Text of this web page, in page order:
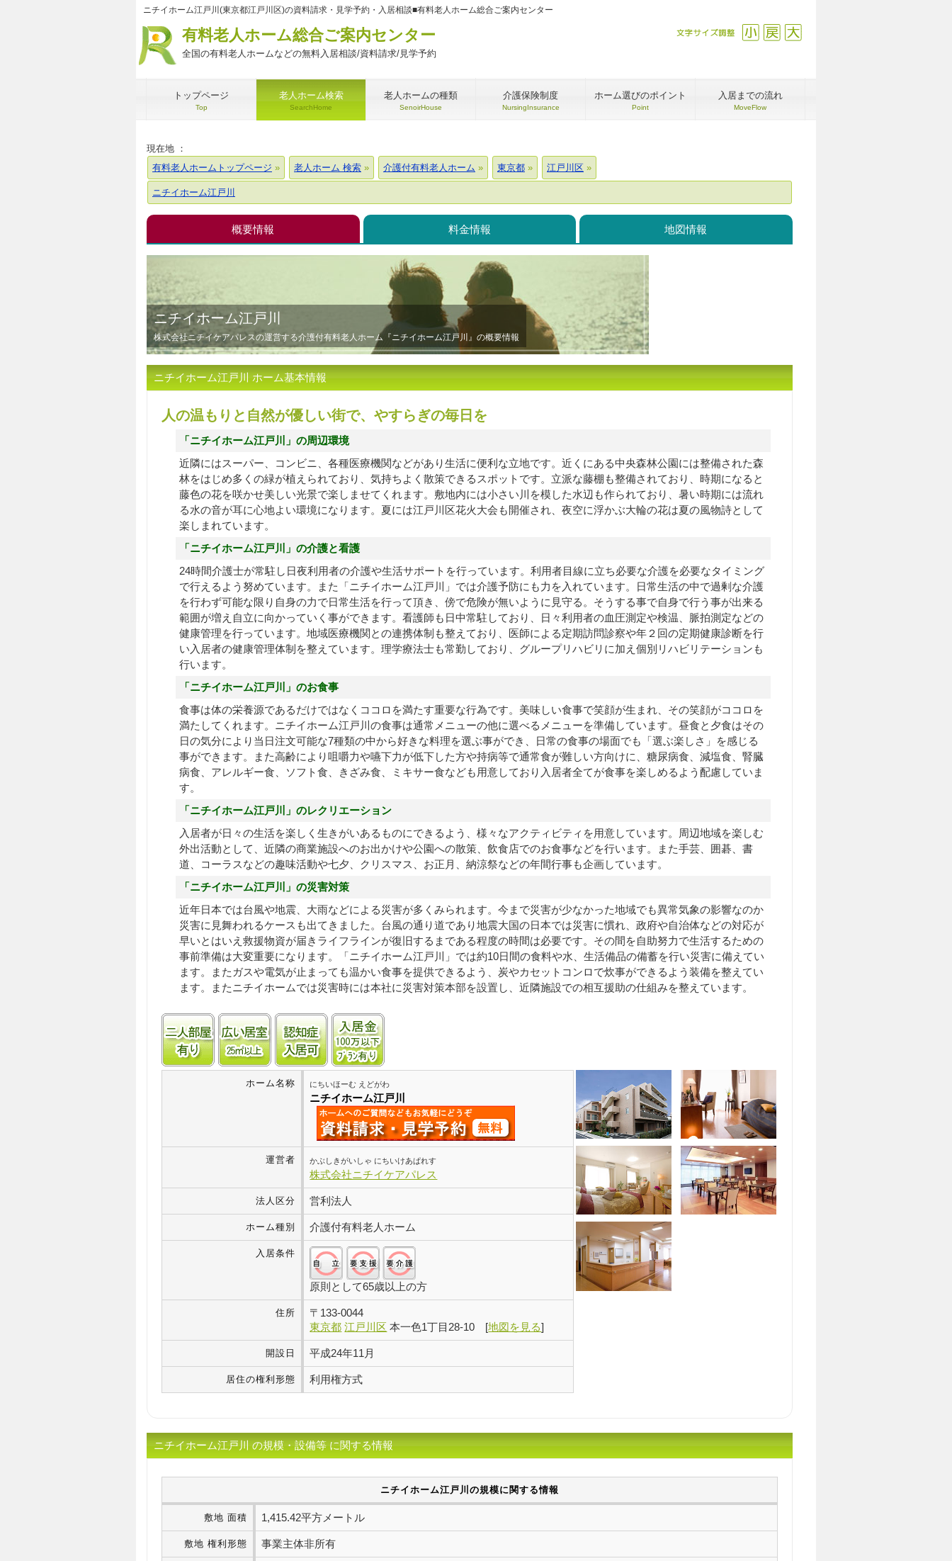
ニチイホーム江戸川(東京都江戸川区)の資料請求・見学予約・入居相談■有料老人ホーム総合ご案内センター
有料老人ホーム総合ご案内センター
全国の有料老人ホームなどの無料入居相談/資料請求/見学予約
戻す
縮小
文字サイズ調整
トップページ
Top
老人ホーム検索
SearchHome
老人ホームの種類
SenoirHouse
介護保険制度
NursingInsurance
ホーム選びのポイント
Point
入居までの流れ
MoveFlow
現在地 ：
有料老人ホームトップページ
老人ホーム 検索 介護付有料老人ホーム 東京都 江戸川区
ニチイホーム江戸川
概要情報 料金情報 地図情報
ニチイホーム江戸川
株式会社ニチイケアパレスの運営する介護付有料老人ホーム『ニチイホーム江戸川』の概要情報
ニチイホーム江戸川 ホーム基本情報
人の温もりと自然が優しい街で、やすらぎの毎日を
「ニチイホーム江戸川」の周辺環境
近隣にはスーパー、コンビニ、各種医療機関などがあり生活に便利な立地です。近くにある中央森林公園には整備された森
林をはじめ多くの緑が植えられており、気持ちよく散策できるスポットです。立派な藤棚も整備されており、時期になると
藤色の花を咲かせ美しい光景で楽しませてくれます。敷地内には小さい川を模した水辺も作られており、暑い時期には流れ
る水の音が耳に心地よい環境になります。夏には江戸川区花火大会も開催され、夜空に浮かぶ大輪の花は夏の風物詩として
楽しまれています。
「ニチイホーム江戸川」の介護と看護
24時間介護士が常駐し日夜利用者の介護や生活サポートを行っています。利用者目線に立ち必要な介護を必要なタイミング
で行えるよう努めています。また「ニチイホーム江戸川」では介護予防にも力を入れています。日常生活の中で過剰な介護
を行わず可能な限り自身の力で日常生活を行って頂き、傍で危険が無いように見守る。そうする事で自身で行う事が出来る
範囲が増え自立に向かっていく事ができます。看護師も日中常駐しており、日々利用者の血圧測定や検温、脈拍測定などの
健康管理を行っています。地域医療機関との連携体制も整えており、医師による定期訪問診察や年２回の定期健康診断を行
い入居者の健康管理体制を整えています。理学療法士も常勤しており、グループリハビリに加え個別リハビリテーションも
行います。
「ニチイホーム江戸川」のお食事
食事は体の栄養源であるだけではなくココロを満たす重要な行為です。美味しい食事で笑顔が生まれ、その笑顔がココロを
満たしてくれます。ニチイホーム江戸川の食事は通常メニューの他に選べるメニューを準備しています。昼食と夕食はその
日の気分により当日注文可能な7種類の中から好きな料理を選ぶ事ができ、日常の食事の場面でも「選ぶ楽しさ」を感じる
事ができます。また高齢により咀嚼力や嚥下力が低下した方や持病等で通常食が難しい方向けに、糖尿病食、減塩食、腎臓
病食、アレルギー食、ソフト食、きざみ食、ミキサー食なども用意しており入居者全てが食事を楽しめるよう配慮していま
す。
「ニチイホーム江戸川」のレクリエーション
入居者が日々の生活を楽しく生きがいあるものにできるよう、様々なアクティビティを用意しています。周辺地域を楽しむ
外出活動として、近隣の商業施設へのお出かけや公園への散策、飲食店でのお食事などを行います。また手芸、囲碁、書
道、コーラスなどの趣味活動や七夕、クリスマス、お正月、納涼祭などの年間行事も企画しています。
「ニチイホーム江戸川」の災害対策
近年日本では台風や地震、大雨などによる災害が多くみられます。今まで災害が少なかった地域でも異常気象の影響なのか
災害に見舞われるケースも出てきました。台風の通り道であり地震大国の日本では災害に慣れ、政府や自治体などの対応が
早いとはいえ救援物資が届きライフラインが復旧するまである程度の時間は必要です。その間を自助努力で生活するための
事前準備は大変重要になります。「ニチイホーム江戸川」では約10日間の食料や水、生活備品の備蓄を行い災害に備えてい
ます。またガスや電気が止まっても温かい食事を提供できるよう、炭やカセットコンロで炊事ができるよう装備を整えてい
ます。またニチイホームでは災害時には本社に災害対策本部を設置し、近隣施設での相互援助の仕組みを整えています。
二人部屋あり居室25㎡以上認知症受け入れ可
ホーム名称 にちいほーむ えどがわ
ニチイホーム江戸川
運営者 かぶしきがいしゃ にちいけあぱれす
株式会社ニチイケアパレス
法人区分 営利法人
ホーム種別 介護付有料老人ホーム
入居条件
原則として65歳以上の方
住所 〒 133-0044
東京都 江戸川区 本一色1丁目28-10 [地図を見る]
開設日 平成24年11月
居住の権利形態 利用権方式
ニチイホーム江戸川 の規模・設備等 に関する情報
ニチイホーム江戸川の規模に関する情報
敷地 面積 1,415.42平方メートル
敷地 権利形態 事業主体非所有